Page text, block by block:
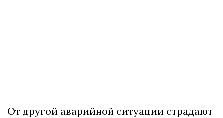
От другой аварийной ситуации страдают